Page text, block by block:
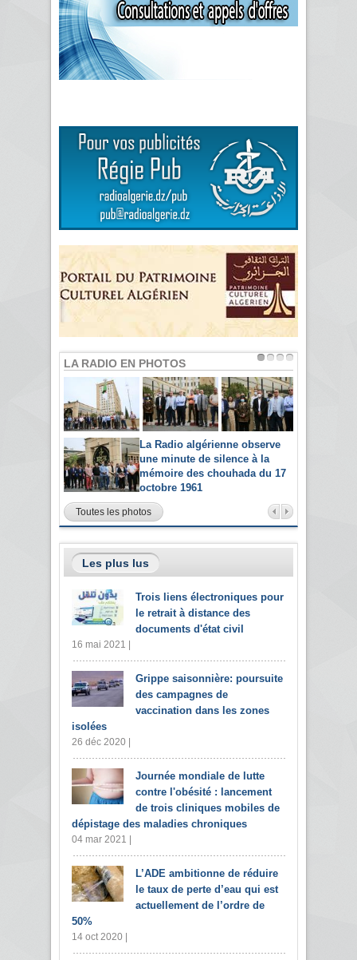
LA RADIO EN PHOTOS
La Radio algérienne observe
une minute de silence à la
mémoire des chouhada du 17
octobre 1961
Toutes les photos
Les plus lus
Trois liens électroniques pour
le retrait à distance des
documents d'état civil
16 mai 2021 |
Grippe saisonnière: poursuite
des campagnes de
vaccination dans les zones
isolées
26 déc 2020 |
Journée mondiale de lutte
contre l'obésité : lancement
de trois cliniques mobiles de
dépistage des maladies chroniques
04 mar 2021 |
L’ADE ambitionne de réduire
le taux de perte d’eau qui est
actuellement de l’ordre de
50%
14 oct 2020 |